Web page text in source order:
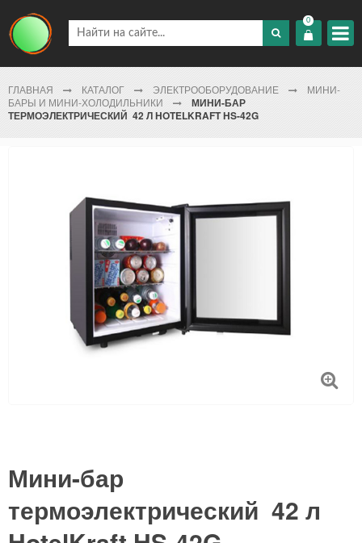
0
ГЛАВНАЯ КАТАЛОГ ЭЛЕКТРООБОРУДОВАНИЕ
МИНИ-
БАРЫ И МИНИ-ХОЛОДИЛЬНИКИ
МИНИ-БАР
ТЕРМОЭЛЕКТРИЧЕСКИЙ 42 Л HOTELKRAFT HS-42G
Мини-бар
термоэлектрический 42 л